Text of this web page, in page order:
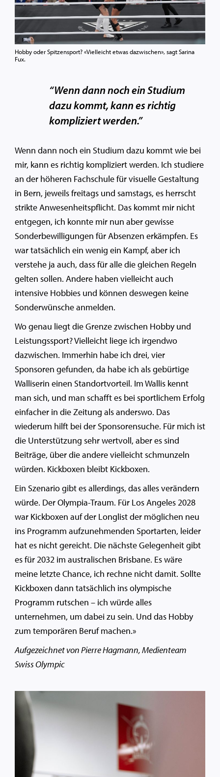
Hobby oder Spitzensport? «Vielleicht etwas dazwischen», sagt Sarina
Fux.
“Wenn dann noch ein Studium
dazu kommt, kann es richtig
kompliziert werden.”
Wenn dann noch ein Studium dazu kommt wie bei
mir, kann es richtig kompliziert werden. Ich studiere
an der höheren Fachschule für visuelle Gestaltung
in Bern, jeweils freitags und samstags, es herrscht
strikte Anwesenheitspflicht. Das kommt mir nicht
entgegen, ich konnte mir nun aber gewisse
Sonderbewilligungen für Absenzen erkämpfen. Es
war tatsächlich ein wenig ein Kampf, aber ich
verstehe ja auch, dass für alle die gleichen Regeln
gelten sollen. Andere haben vielleicht auch
intensive Hobbies und können deswegen keine
Sonderwünsche anmelden.
Wo genau liegt die Grenze zwischen Hobby und
Leistungssport? Vielleicht liege ich irgendwo
dazwischen. Immerhin habe ich drei, vier
Sponsoren gefunden, da habe ich als gebürtige
Walliserin einen Standortvorteil. Im Wallis kennt
man sich, und man schafft es bei sportlichem Erfolg
einfacher in die Zeitung als anderswo. Das
wiederum hilft bei der Sponsorensuche. Für mich ist
die Unterstützung sehr wertvoll, aber es sind
Beiträge, über die andere vielleicht schmunzeln
würden. Kickboxen bleibt Kickboxen.
Ein Szenario gibt es allerdings, das alles verändern
würde. Der Olympia-Traum. Für Los Angeles 2028
war Kickboxen auf der Longlist der möglichen neu
ins Programm aufzunehmenden Sportarten, leider
hat es nicht gereicht. Die nächste Gelegenheit gibt
es für 2032 im australischen Brisbane. Es wäre
meine letzte Chance, ich rechne nicht damit. Sollte
Kickboxen dann tatsächlich ins olympische
Programm rutschen – ich würde alles
unternehmen, um dabei zu sein. Und das Hobby
zum temporären Beruf machen.»
Aufgezeichnet von Pierre Hagmann, Medienteam
Swiss Olympic